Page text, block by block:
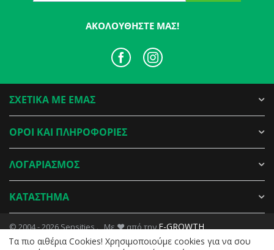
ΑΚΟΛΟΥΘΉΣΤΕ ΜΑΣ!
ΣΧΕΤΙΚΑ ΜΕ ΕΜΑΣ
ΟΡΟΙ ΚΑΙ ΠΛΗΡΟΦΟΡΙΕΣ
ΛΟΓΑΡΙΑΣΜΟΣ
ΚΑΤΑΣΤΗΜΑ
© 2004 - 2026 Sensities . Με ♥ από τηνE-GROWTH
Tα πιο αιθέρια Cookies! Χρησιμοποιούμε cookies για να σου